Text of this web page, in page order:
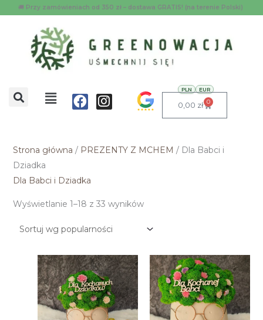
Przejdź
🚚 Przy zamówieniach od 350 zł – dostawa GRATIS! (na terenie Polski)
MenuFacebook
Instagram
PLN EUR
0,00 zł 0
Wózek
Strona główna / PREZENTY Z MCHEM / Dla Babci i
Dziadka
Dla Babci i Dziadka
Wyświetlanie 1–18 z 33 wyników
Posortowane
popularności